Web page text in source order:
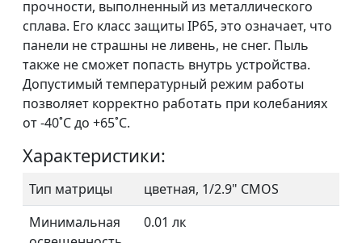
прочности, выполненный из металлического
сплава. Его класс защиты IP65, это означает, что
панели не страшны не ливень, не снег. Пыль
также не сможет попасть внутрь устройства.
Допустимый температурный режим работы
позволяет корректно работать при колебаниях
от -40˚С до +65˚С.
Характеристики:
Тип матрицы
цветная, 1/2.9" CMOS
Минимальная
0.01 лк